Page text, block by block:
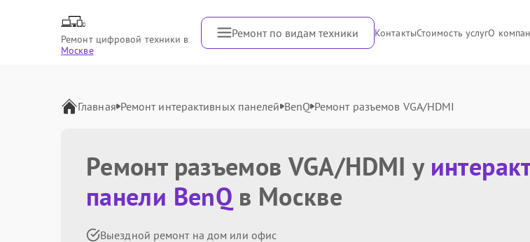
Ремонт цифровой техники в
Москве
Ремонт по видам техники КонтактыСтоимость услугО
Главная Ремонт интерактивных панелей BenQ Ремонт разъемов VGA/HDMI
Ремонт разъемов VGA/HDMI у
панели BenQ в Москве
Выездной ремонт на дом или офис